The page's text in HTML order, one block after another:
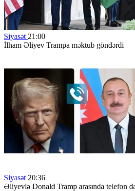
Siyasət 21:00
İlham Əliyev Trampa məktub göndərdi
Siyasət 20:36
Əliyevlə Donald Tramp arasında telefon